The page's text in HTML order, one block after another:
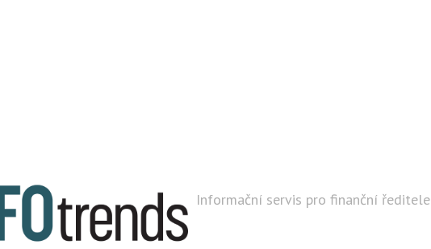
Informační servis pro finanční ředitele